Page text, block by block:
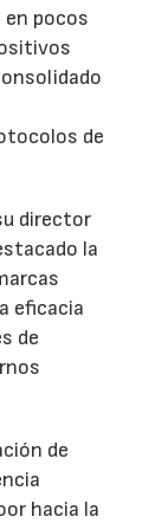
pocos
de
director
la
eficacia
de
de
hacia la